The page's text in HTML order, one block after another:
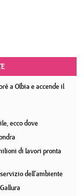
a Olbia e accende il
ecco dove
di lavori pronta
dell'ambiente